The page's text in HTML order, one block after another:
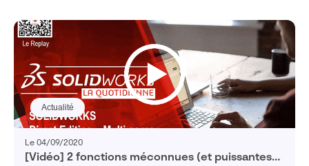
Actualité
Le 04/09/2020
[Vidéo] 2 fonctions méconnues (et puissantes)